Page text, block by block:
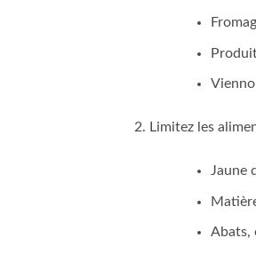
Limitez les
Jaune
Abats,